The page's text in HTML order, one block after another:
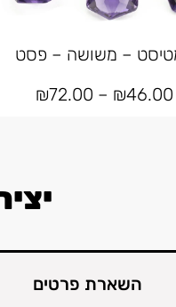
– משושה – פסט
₪46.00
–
₪72.00
השארת פרטים